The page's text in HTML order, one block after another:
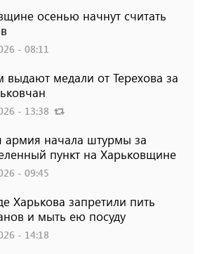
осенью начнут считать
- 08:11
медали от Терехова за
- 13:38
армия начала штурмы за
пункт на Харьковщине
- 09:45
Харькова запретили пить
и мыть ею посуду
- 14:18